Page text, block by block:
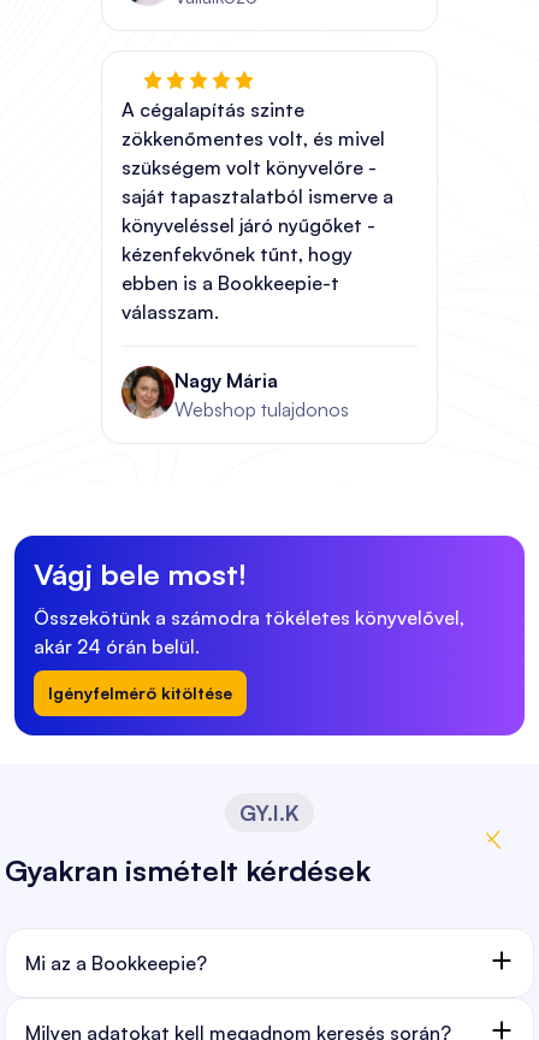
A cégalapítás szinte
zökkenőmentes volt, és mivel
szükségem volt könyvelőre -
saját tapasztalatból ismerve a
könyveléssel járó nyűgőket -
kézenfekvőnek tűnt, hogy
ebben is a Bookkeepie-t
válasszam.
Nagy Mária
Webshop tulajdonos
Vágj bele most!
Összekötünk a számodra tökéletes könyvelővel,
akár 24 órán belül.
Igényfelmérő kitöltése
GY.I.K
Gyakran ismételt kérdések
Mi az a Bookkeepie?
Milyen adatokat kell megadnom keresés során?